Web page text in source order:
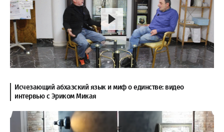
Исчезающий абхазский язык и миф о единстве: видео
интервью с Эриком Микая